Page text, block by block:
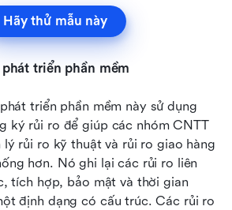
Hãy thử mẫu này
triển phần mềm
triển phần mềm này sử dụng
ký rủi ro để giúp các nhóm CNTT
lý rủi ro kỹ thuật và rủi ro giao hàng
hơn. Nó ghi lại các rủi ro liên
tích hợp, bảo mật và thời gian
định dạng có cấu trúc. Các rủi ro